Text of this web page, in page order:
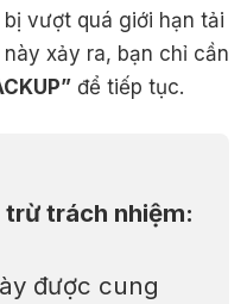
vượt quá giới hạn tải
xảy ra, bạn chỉ cần
để tiếp tục.
trừ trách nhiệm:
được cung